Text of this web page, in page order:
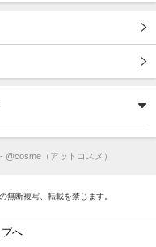
@cosme（アットコスメ）
無断複写、転載を禁じます。
へ